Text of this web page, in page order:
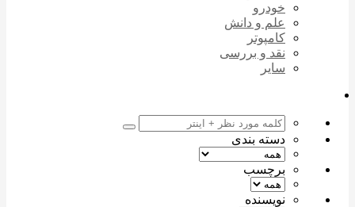
خودرو
علم و دانش
کامپوتر
نقد و بررسی
سایر
دسته بندی
برچسب
نویسنده